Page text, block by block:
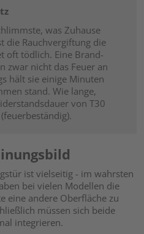
was Zuhause
die Rauchvergiftung die
oft tödlich. Eine Brand-
zwar nicht das Feuer an
hält sie einige Minuten
stand. Wie lange,
von T30
ist vielseitig - im wahrsten
bei vielen Modellen die
eine andere Oberfläche zu
müssen sich beide
integrieren.